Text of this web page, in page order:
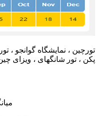
تورچین ، نمایشگاه گوانجو ،
پکن ، تور شانگهای ،